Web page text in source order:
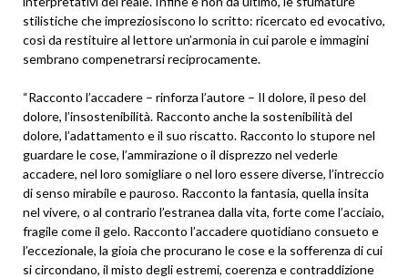
stilistiche che impreziosiscono lo scritto: ricercato ed evocativo,
così da restituire al lettore un’armonia in cui parole e immagini
sembrano compenetrarsi reciprocamente.
“Racconto l’accadere – rinforza l’autore – Il dolore, il peso del
dolore, l’insostenibilità. Racconto anche la sostenibilità del
dolore, l’adattamento e il suo riscatto. Racconto lo stupore nel
guardare le cose, l’ammirazione o il disprezzo nel vederle
accadere, nel loro somigliare o nel loro essere diverse, l’intreccio
di senso mirabile e pauroso. Racconto la fantasia, quella insita
nel vivere, o al contrario l’estranea dalla vita, forte come l’acciaio,
fragile come il gelo. Racconto l’accadere quotidiano consueto e
l’eccezionale, la gioia che procurano le cose e la sofferenza di cui
si circondano, il misto degli estremi, coerenza e contraddizione